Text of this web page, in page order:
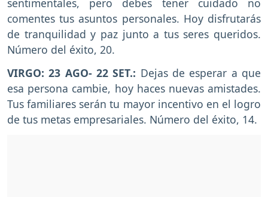
sentimentales, pero debes tener cuidado no
comentes tus asuntos personales. Hoy disfrutarás
de tranquilidad y paz junto a tus seres queridos.
Número del éxito, 20.
VIRGO: 23 AGO- 22 SET.: Dejas de esperar a que
esa persona cambie, hoy haces nuevas amistades.
Tus familiares serán tu mayor incentivo en el logro
de tus metas empresariales. Número del éxito, 14.